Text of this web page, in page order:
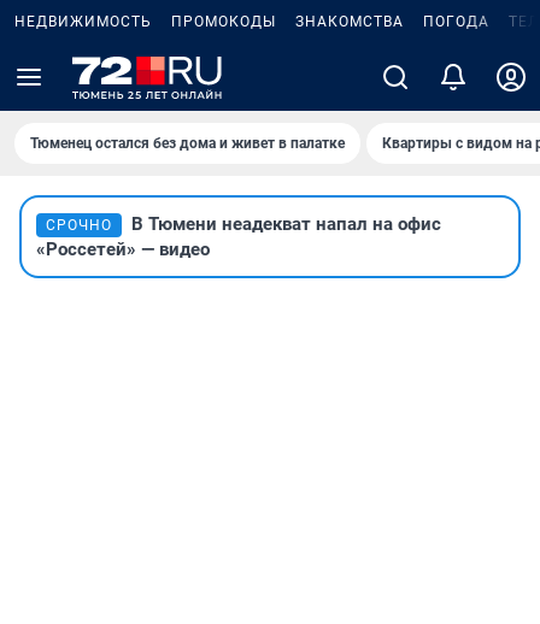
НЕДВИЖИМОСТЬ ПРОМОКОДЫ ЗНАКОМСТВА ПОГОДА
Тюменец остался без дома и живет в палатке Квартиры с видом на
СРОЧНО
В Тюмени неадекват напал на офис
«Россетей» — видео